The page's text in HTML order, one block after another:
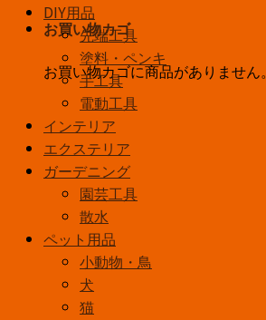
お買い物カゴ
お買い物カゴに商品がありません。
DIY用品
先端工具
塗料・ペンキ
手工具
電動工具
インテリア
エクステリア
ガーデニング
園芸工具
散水
ペット用品
小動物・鳥
犬
猫